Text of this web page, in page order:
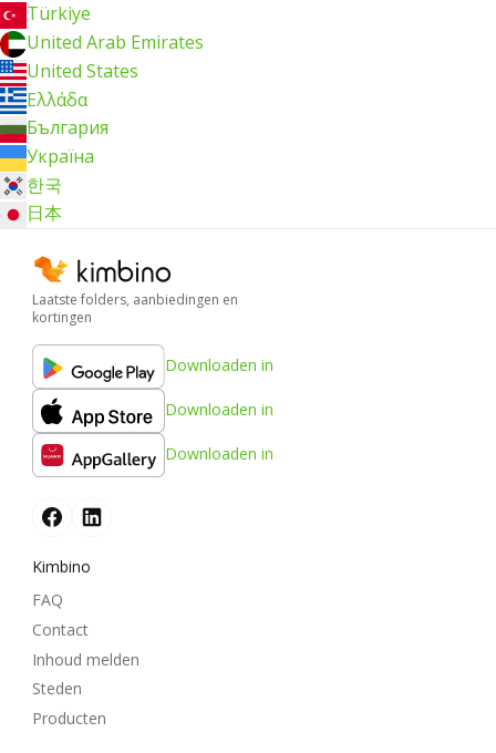
Türkiye
United Arab Emirates
United States
Ελλάδα
България
Україна
한국
日本
Laatste folders, aanbiedingen en
kortingen
Downloaden in
Downloaden in
Downloaden in
Kimbino
FAQ
Contact
Inhoud melden
Steden
Producten